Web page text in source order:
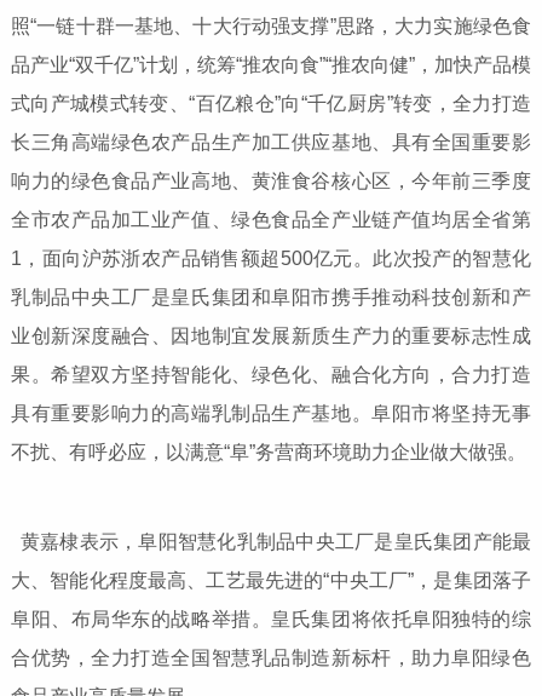
照“一链十群一基地、十大行动强支撑”思路，大力实施绿色食
品产业“双千亿”计划，统筹“推农向食”“推农向健”，加快产品模
式向产城模式转变、“百亿粮仓”向“千亿厨房”转变，全力打造
长三角高端绿色农产品生产加工供应基地、具有全国重要影
响力的绿色食品产业高地、黄淮食谷核心区，今年前三季度
全市农产品加工业产值、绿色食品全产业链产值均居全省第
1，面向沪苏浙农产品销售额超500亿元。此次投产的智慧化
乳制品中央工厂是皇氏集团和阜阳市携手推动科技创新和产
业创新深度融合、因地制宜发展新质生产力的重要标志性成
果。希望双方坚持智能化、绿色化、融合化方向，合力打造
具有重要影响力的高端乳制品生产基地。阜阳市将坚持无事
不扰、有呼必应，以满意“阜”务营商环境助力企业做大做强。
黄嘉棣表示，阜阳智慧化乳制品中央工厂是皇氏集团产能最
大、智能化程度最高、工艺最先进的“中央工厂”，是集团落子
阜阳、布局华东的战略举措。皇氏集团将依托阜阳独特的综
合优势，全力打造全国智慧乳品制造新标杆，助力阜阳绿色